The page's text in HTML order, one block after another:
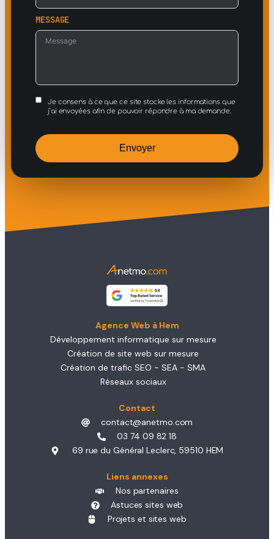
MESSAGE
Je consens à ce que ce site stocke les informations que
j’ai envoyées afin de pouvoir répondre à ma demande.
Envoyer
Agence Web à Hem
Développement informatique sur mesure
Création de site web sur mesure
Création de trafic SEO - SEA - SMA
Réseaux sociaux
Contact
contact@anetmo.com
03 74 09 82 18
69 rue du Général Leclerc, 59510 HEM
Liens annexes
Nos partenaires
Astuces sites web
Projets et sites web